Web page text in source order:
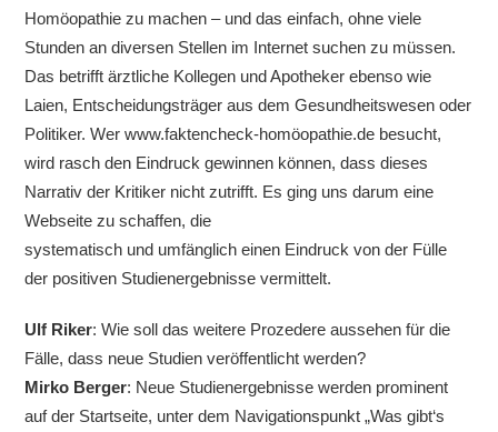
Homöopathie zu machen – und das einfach, ohne viele
Stunden an diversen Stellen im Internet suchen zu müssen.
Das betrifft ärztliche Kollegen und Apotheker ebenso wie
Laien, Entscheidungsträger aus dem Gesundheitswesen oder
Politiker. Wer www.faktencheck-homöopathie.de besucht,
wird rasch den Eindruck gewinnen können, dass dieses
Narrativ der Kritiker nicht zutrifft. Es ging uns darum eine
Webseite zu schaffen, die
systematisch und umfänglich einen Eindruck von der Fülle
der positiven Studienergebnisse vermittelt.
Ulf Riker: Wie soll das weitere Prozedere aussehen für die
Fälle, dass neue Studien veröffentlicht werden?
Mirko Berger: Neue Studienergebnisse werden prominent
auf der Startseite, unter dem Navigationspunkt „Was gibt‘s